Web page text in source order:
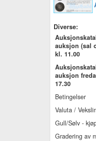
Diverse:
auksjon (sal
kl. 11.00
auksjon
17.30
Betingelser
Valuta /
Gull/Sølv -
Gradering av